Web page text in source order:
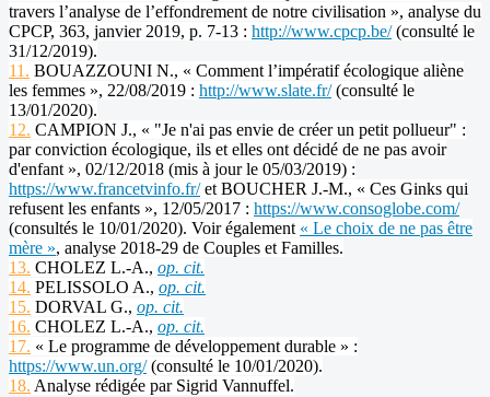
travers l’analyse de l’effondrement de notre civilisation », analyse du
CPCP, 363, janvier 2019, p. 7-13 : http://www.cpcp.be/(consulté le
31/12/2019).
11. BOUAZZOUNI N., « Comment l’impératif écologique aliène
les femmes », 22/08/2019 : http://www.slate.fr/(consulté le
13/01/2020).
12. CAMPION J., « "Je n'ai pas envie de créer un petit pollueur" :
par conviction écologique, ils et elles ont décidé de ne pas avoir
d'enfant », 02/12/2018 (mis à jour le 05/03/2019) :
https://www.francetvinfo.fr/et BOUCHER J.-M., « Ces Ginks qui
refusent les enfants », 12/05/2017 : https://www.consoglobe.com/
(consultés le 10/01/2020). Voir également « Le choix de ne pas être
mère », analyse 2018-29 de Couples et Familles.
13. CHOLEZ L.-A., op. cit.
14. PELISSOLO A., op. cit.
15. DORVAL G., op. cit.
16. CHOLEZ L.-A., op. cit.
17. « Le programme de développement durable » :
https://www.un.org/(consulté le 10/01/2020).
18. Analyse rédigée par Sigrid Vannuffel.